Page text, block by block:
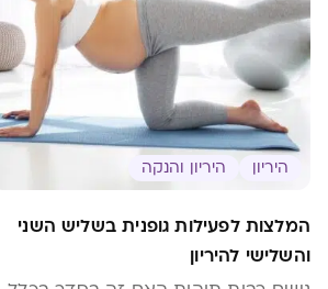
היריון היריון והנקה
המלצות לפעילות גופנית בשליש השני
והשלישי להיריון